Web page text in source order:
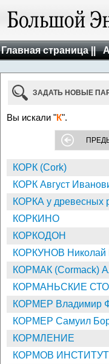
Главная страница ||
ЗАДАТЬ НОВЫЕ
Вы искали "К".
КОРК (Cork)
КОРК Август
КОРКА у древесных
КОРКИНО
КОРКОДОН
КОРКУНОВ Николай
КОРМАК (Cormack)
КОРМАНЬСКИЕ
КОРМЕР Владимир
КОРМЕР Самуил
КОРМЛЕНИЕ
КОРМОВ ИНСТИТУТ